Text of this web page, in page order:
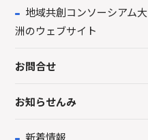
地域共創コンソーシアム大
洲のウェブサイト
お問合せ
お知らせんみ
新着情報